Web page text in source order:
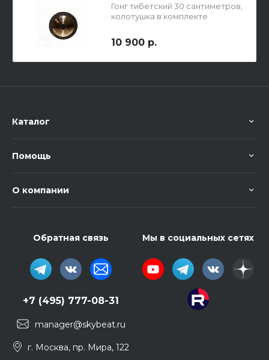
Гонг тибетский 30 сантиметров,
колотушка в комплекте
10 900 р.
Каталог
Помощь
О компании
Обратная связь
+7 (495) 777-08-31
manager@skybeat.ru
г. Москва, пр. Мира, 122
Мы в социальных сетях